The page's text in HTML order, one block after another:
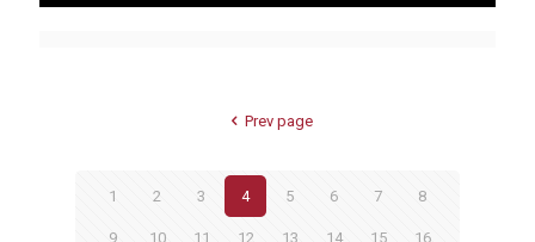
Prev page
1 2 3 4 5 6 7 8
9 10 11 12 13 14 15 16